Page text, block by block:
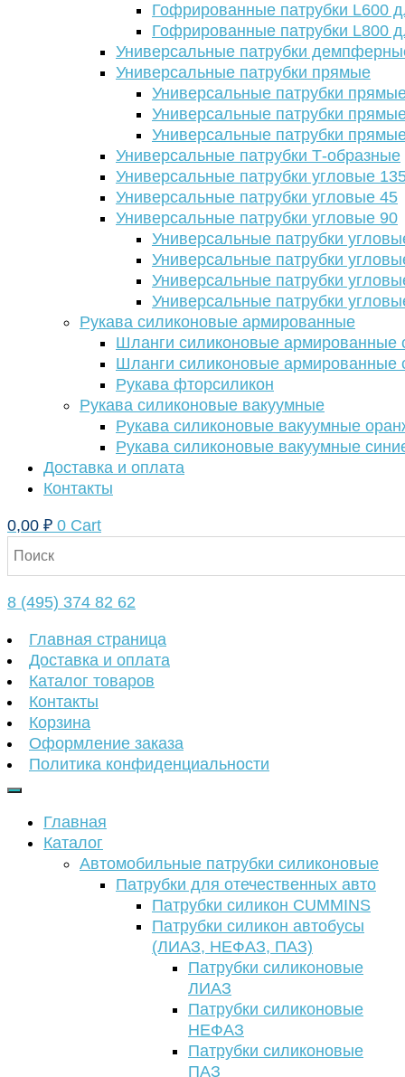
Гофрированные патрубки L600
Гофрированные патрубки L800
Универсальные патрубки
Универсальные патрубки прямые
Универсальные патрубки
Универсальные патрубки
Универсальные патрубки
Универсальные патрубки Т-образные
Универсальные патрубки угловые
Универсальные патрубки угловые 45
Универсальные патрубки угловые 90
Универсальные патрубки
Универсальные патрубки
Универсальные патрубки
Универсальные патрубки
Рукава силиконовые армированные
Шланги силиконовые армированные
Шланги силиконовые армированные
Рукава фторсиликон
Рукава силиконовые вакуумные
Рукава силиконовые вакуумные
Рукава силиконовые вакуумные
Доставка и оплата
Контакты
0,00 ₽ 0 Cart
8 (495) 374 82 62
Главная страница
Доставка и оплата
Каталог товаров
Контакты
Корзина
Оформление заказа
Политика конфиденциальности
Главная
Каталог
Автомобильные патрубки силиконовые
Патрубки для отечественных авто
Патрубки силикон CUMMINS
Патрубки силикон автобусы
(ЛИАЗ, НЕФАЗ, ПАЗ)
Патрубки силиконовые
ЛИАЗ
Патрубки силиконовые
НЕФАЗ
Патрубки силиконовые
ПАЗ